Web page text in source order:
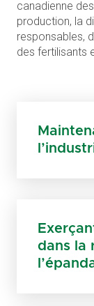
canadienne
production, la
responsables,
des fertilisants
dans la